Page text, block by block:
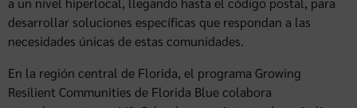
desarrollar soluciones específicas que respondan a las
necesidades únicas de estas comunidades.
En la región central de Florida, el programa Growing
Resilient Communities de Florida Blue colabora